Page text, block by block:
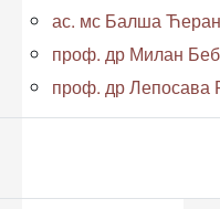
ас. мс Балша
проф. др Милан
проф. др Лепосава